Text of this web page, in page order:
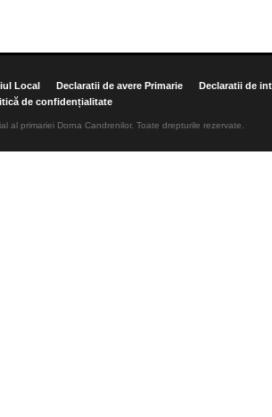
Local Declaratii de avere Primarie
Declaratii de
de confidențialitate
al primariei Dorna Candrenilor. Toate drepturile rezervate.